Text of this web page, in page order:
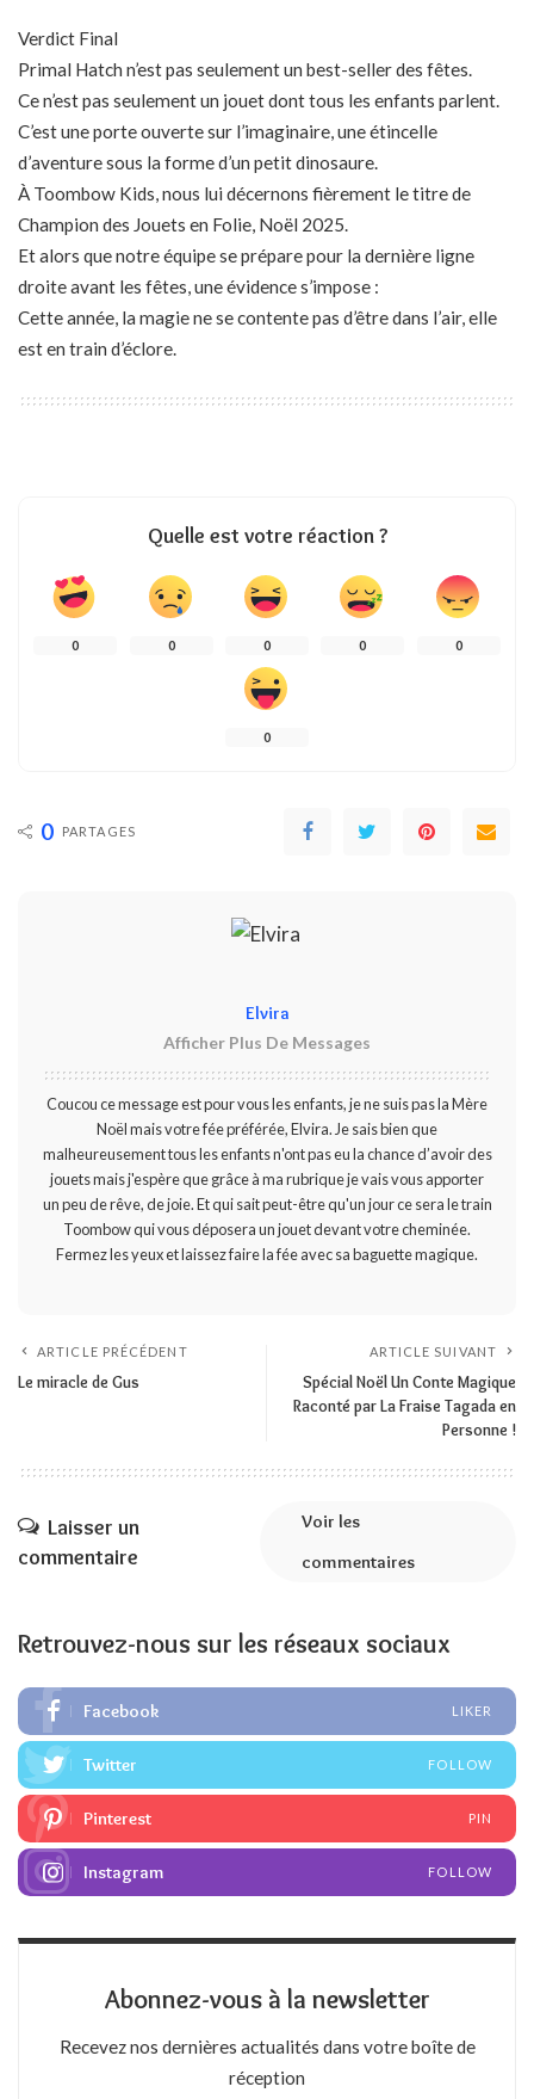
Verdict Final
Primal Hatch n’est pas seulement un best-seller des fêtes.
Ce n’est pas seulement un jouet dont tous les enfants parlent.
C’est une porte ouverte sur l’imaginaire, une étincelle
d’aventure sous la forme d’un petit dinosaure.
À Toombow Kids, nous lui décernons fièrement le titre de
Champion des Jouets en Folie, Noël 2025.
Et alors que notre équipe se prépare pour la dernière ligne
droite avant les fêtes, une évidence s’impose :
Cette année, la magie ne se contente pas d’être dans l’air, elle
est en train d’éclore.
Quelle est votre réaction ?
0 0 0 0 0
0
0 PARTAGES
Elvira
Afficher Plus De Messages
Coucou ce message est pour vous les enfants, je ne suis pas la Mère
Noël mais votre fée préférée, Elvira. Je sais bien que
malheureusement tous les enfants n'ont pas eu la chance d’avoir des
jouets mais j'espère que grâce à ma rubrique je vais vous apporter
un peu de rêve, de joie. Et qui sait peut-être qu'un jour ce sera le train
Toombow qui vous déposera un jouet devant votre cheminée.
Fermez les yeux et laissez faire la fée avec sa baguette magique.
ARTICLE PRÉCÉDENT
Le miracle de Gus
ARTICLE SUIVANT
Spécial Noël Un Conte Magique
Raconté par La Fraise Tagada en
Personne !
Laisser un
commentaire
Voir les
commentaires
Retrouvez-nous sur les réseaux sociaux
Facebook LIKER
Twitter FOLLOW
Pinterest PIN
Instagram FOLLOW
Abonnez-vous à la newsletter
Recevez nos dernières actualités dans votre boîte de
réception